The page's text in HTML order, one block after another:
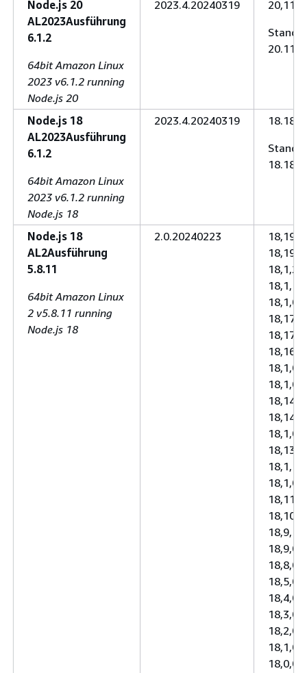
Node.js 20
AL2023Ausführung
6.1.2
64bit Amazon Linux
2023 v6.1.2 running
Node.js 20
2023.4.20240319
20.11.1
Node.js 18
AL2023Ausführung
6.1.2
64bit Amazon Linux
2023 v6.1.2 running
Node.js 18
2023.4.20240319
18.18.2
Node.js 18
AL2Ausführung
5.8.11
64bit Amazon Linux
2 v5.8.11 running
Node.js 18
2.0.20240223
18,1,2
18,1,1
18,1,0
18,1,0
18,1,0
18,1,0
18,1,1
18,1,0
18,9,1
18,9,0
18,8,0
18,5,0
18,4,0
18,3,0
18,2,0
18,1,0
18,0,0